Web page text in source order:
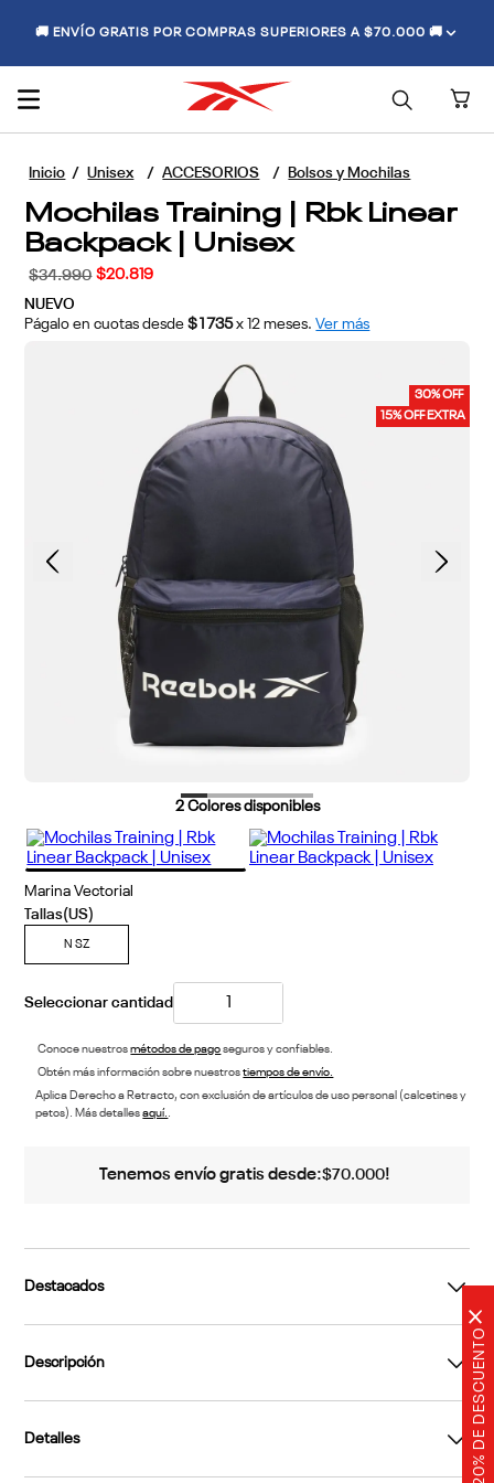
20% DE DESCUENTO
×
🚚 ENVÍO GRATIS POR COMPRAS SUPERIORES A $70.000 🚚
Unisex ACCESORIOS Bolsos y Mochilas
Mochilas Training | Rbk Linear
Backpack | Unisex
$34.990 $20.819
NUEVO
Págalo en cuotas desde $1735 x 12 meses. Ver más
30% OFF
15% OFF EXTRA
2Colores disponibles
Marina Vectorial
N SZ
Conoce nuestrosmétodos de pagoseguros y confiables.
Obtén más información sobre nuestrostiempos de envío.
Aplica Derecho a Retracto, con exclusión de artículos de uso personal (calcetines y
petos). Más detallesaquí..
Tenemos envío gratis desde:$70.000!
Destacados
Descripción
Detalles